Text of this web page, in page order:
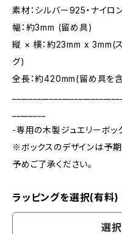
素材：シルバー925・ナイロ
幅：約3mm (留め具)
縦 × 横：約23mm x 3mm(
グ)
全長：約420mm(留め具を
-専用の木製ジュエリーボッ
※ボックスのデザインは予
予めご了承ください。
ラッピングを選択(有料)
選択